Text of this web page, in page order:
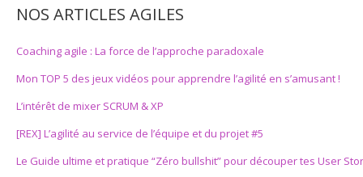
NOS ARTICLES AGILES
Coaching agile : La force de l’approche paradoxale
Mon TOP 5 des jeux vidéos pour apprendre l’agilité en s’amusant !
L’intérêt de mixer SCRUM & XP
[REX] L’agilité au service de l’équipe et du projet #5
Le Guide ultime et pratique “Zéro bullshit” pour découper tes User